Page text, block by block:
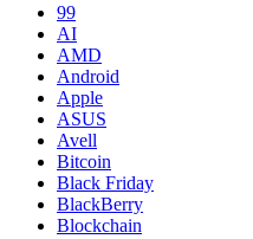
99
AI
AMD
Android
Apple
ASUS
Avell
Bitcoin
Black Friday
BlackBerry
Blockchain